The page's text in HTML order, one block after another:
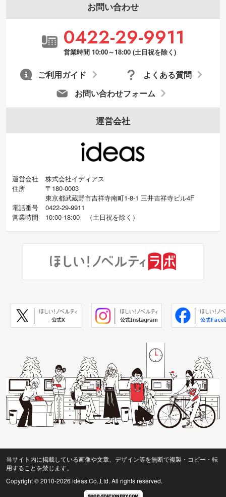
お問い合わせ
0422-29-9911
営業時間 10:00～18:00 (土日祝を除く)
お問い合わせフォーム
よくある質問
ご利用ガイド
運営会社
運営会社
株式会社イディアス
住所
〒180-0003
東京都武蔵野市吉祥寺南町1-8-1 三井吉祥寺ビル4F
電話番号
0422-29-9911
営業時間
10:00-18:00 （土日祝を除く）
当サイト内に掲載している画像や文章、デザイン等を無断で複製・コピー・転
用することを禁じます。
Copyright © 2010-2026 ideas Co.,Ltd. All rights reserved.